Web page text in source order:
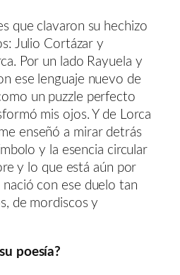
que clavaron su hechizo
Julio Cortázar y
Por un lado Rayuela y
ese lenguaje nuevo de
un puzzle perfecto
mis ojos. Y de Lorca
enseñó a mirar detrás
y la esencia circular
y lo que está aún por
con ese duelo tan
de mordiscos y
poesía?